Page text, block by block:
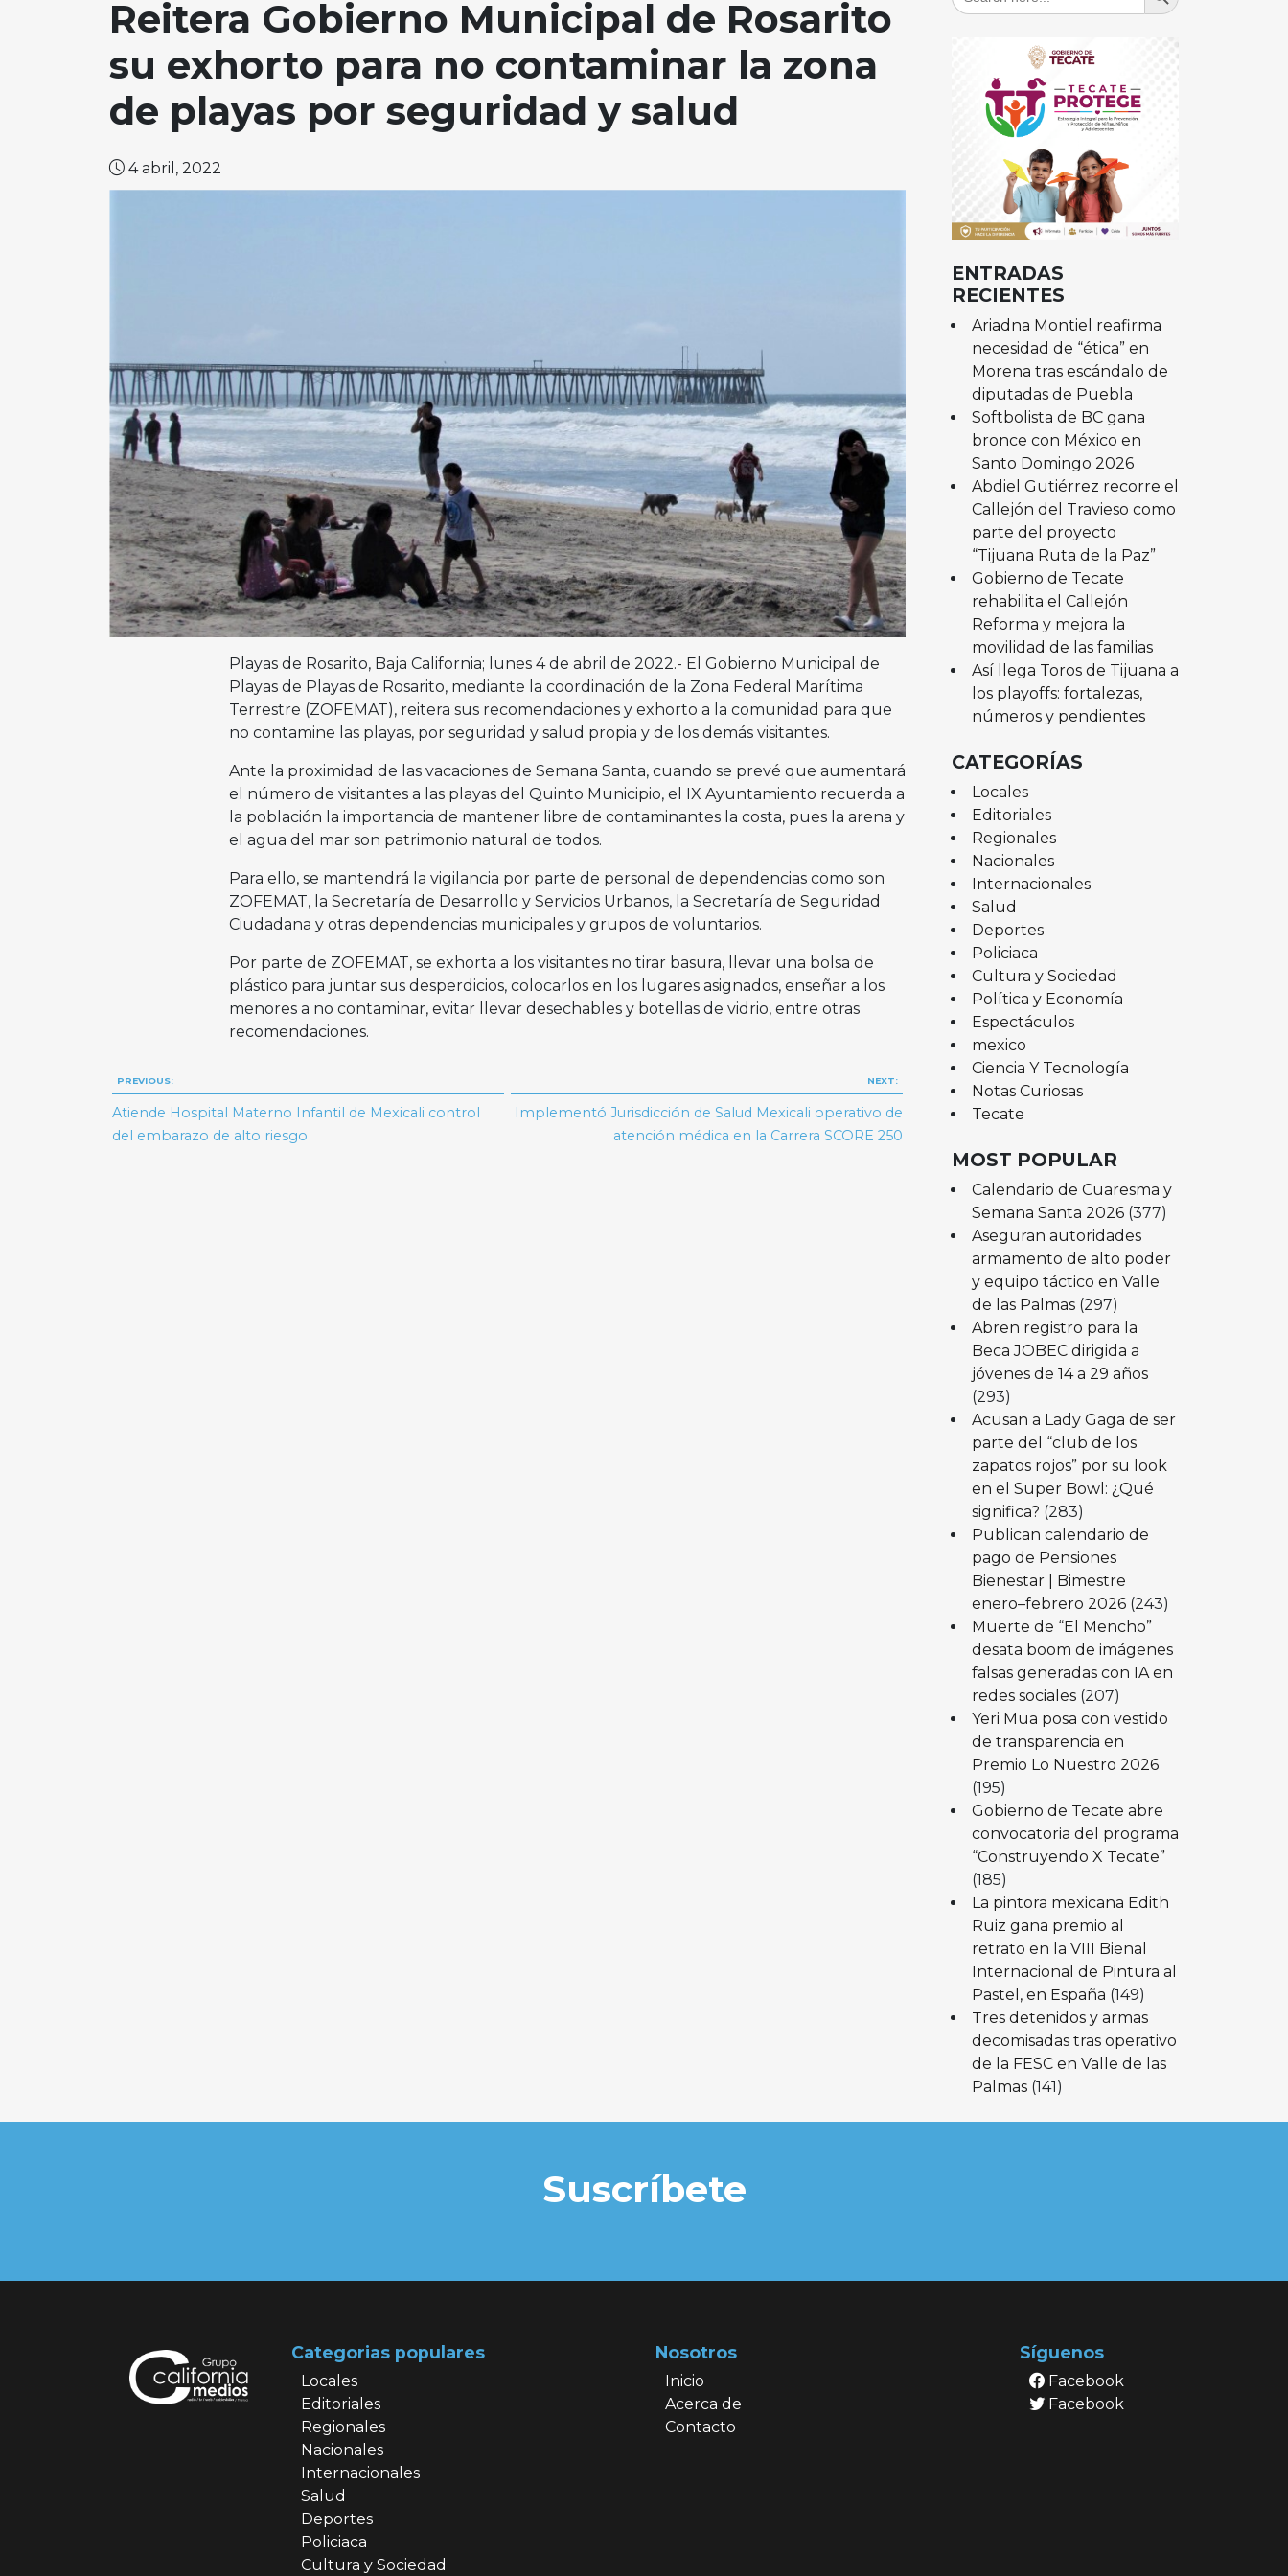
Reitera Gobierno Municipal de Rosarito
su exhorto para no contaminar la zona
de playas por seguridad y salud
4 abril, 2022
Playas de Rosarito, Baja California; lunes 4 de abril de 2022.- El Gobierno Municipal de
Playas de Playas de Rosarito, mediante la coordinación de la Zona Federal Marítima
Terrestre (ZOFEMAT), reitera sus recomendaciones y exhorto a la comunidad para que
no contamine las playas, por seguridad y salud propia y de los demás visitantes.
Ante la proximidad de las vacaciones de Semana Santa, cuando se prevé que aumentará
el número de visitantes a las playas del Quinto Municipio, el IX Ayuntamiento recuerda a
la población la importancia de mantener libre de contaminantes la costa, pues la arena y
el agua del mar son patrimonio natural de todos.
Para ello, se mantendrá la vigilancia por parte de personal de dependencias como son
ZOFEMAT, la Secretaría de Desarrollo y Servicios Urbanos, la Secretaría de Seguridad
Ciudadana y otras dependencias municipales y grupos de voluntarios.
Por parte de ZOFEMAT, se exhorta a los visitantes no tirar basura, llevar una bolsa de
plástico para juntar sus desperdicios, colocarlos en los lugares asignados, enseñar a los
menores a no contaminar, evitar llevar desechables y botellas de vidrio, entre otras
recomendaciones.
Navegación
de
PREVIOUS:
Atiende Hospital Materno Infantil de Mexicali control
del embarazo de alto riesgo
NEXT:
Implementó Jurisdicción de Salud Mexicali operativo de
atención médica en la Carrera SCORE 250
ENTRADAS
RECIENTES
Ariadna Montiel reafirma
necesidad de “ética” en
Morena tras escándalo de
diputadas de Puebla
Softbolista de BC gana
bronce con México en
Santo Domingo 2026
Abdiel Gutiérrez recorre el
Callejón del Travieso como
parte del proyecto
“Tijuana Ruta de la Paz”
Gobierno de Tecate
rehabilita el Callejón
Reforma y mejora la
movilidad de las familias
Así llega Toros de Tijuana a
los playoffs: fortalezas,
números y pendientes
CATEGORÍAS
Locales
Editoriales
Regionales
Nacionales
Internacionales
Salud
Deportes
Policiaca
Cultura y Sociedad
Política y Economía
Espectáculos
mexico
Ciencia Y Tecnología
Notas Curiosas
Tecate
MOST POPULAR
Calendario de Cuaresma y
Semana Santa 2026 (377)
Aseguran autoridades
armamento de alto poder
y equipo táctico en Valle
de las Palmas (297)
Abren registro para la
Beca JOBEC dirigida a
jóvenes de 14 a 29 años
(293)
Acusan a Lady Gaga de ser
parte del “club de los
zapatos rojos” por su look
en el Super Bowl: ¿Qué
significa? (283)
Publican calendario de
pago de Pensiones
Bienestar | Bimestre
enero–febrero 2026 (243)
Muerte de “El Mencho”
desata boom de imágenes
falsas generadas con IA en
redes sociales (207)
Yeri Mua posa con vestido
de transparencia en
Premio Lo Nuestro 2026
(195)
Gobierno de Tecate abre
convocatoria del programa
“Construyendo X Tecate”
(185)
La pintora mexicana Edith
Ruiz gana premio al
retrato en la VIII Bienal
Internacional de Pintura al
Pastel, en España (149)
Tres detenidos y armas
decomisadas tras operativo
de la FESC en Valle de las
Palmas (141)
Suscríbete
Categorias populares
Locales
Editoriales
Regionales
Nacionales
Internacionales
Salud
Deportes
Policiaca
Cultura y Sociedad
Nosotros
Inicio
Acerca de
Contacto
Síguenos
Facebook
Facebook